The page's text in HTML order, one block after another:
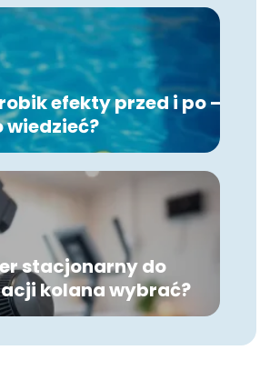
efekty przed i po –
wiedzieć?
stacjonarny do
kolana wybrać?